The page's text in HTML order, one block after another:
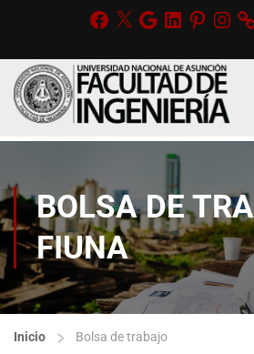
BOLSA DE
FIUNA
Inicio Bolsa de trabajo